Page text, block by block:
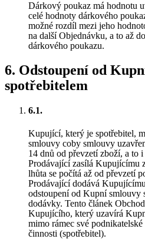
Dárkový poukaz má hodnotu
celé hodnoty dárkového
možné rozdíl mezi jeho
na další Objednávku, a to až
dárkového poukazu.
6. Odstoupení od
spotřebitelem
6.1.
Kupující, který je spotřebitel,
smlouvy coby smlouvy
14 dnů od převzetí zboží, a to
Prodávající zasílá Kupujícímu
lhůta se počítá až od převzetí
Prodávající dodává
odstoupení od Kupní smlouvy
dodávky. Tento článek
Kupujícího, který uzavírá
mimo rámec své
činnosti (spotřebitel).